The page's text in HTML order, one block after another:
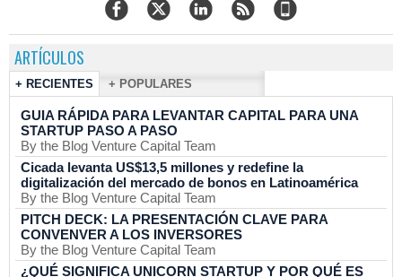
ARTÍCULOS
+ RECIENTES + POPULARES
GUIA RÁPIDA PARA LEVANTAR CAPITAL PARA UNA
STARTUP PASO A PASO
By the Blog Venture Capital Team
Cicada levanta US$13,5 millones y redefine la
digitalización del mercado de bonos en Latinoamérica
By the Blog Venture Capital Team
PITCH DECK: LA PRESENTACIÓN CLAVE PARA
CONVENVER A LOS INVERSORES
By the Blog Venture Capital Team
¿QUÉ SIGNIFICA UNICORN STARTUP Y POR QUÉ ES